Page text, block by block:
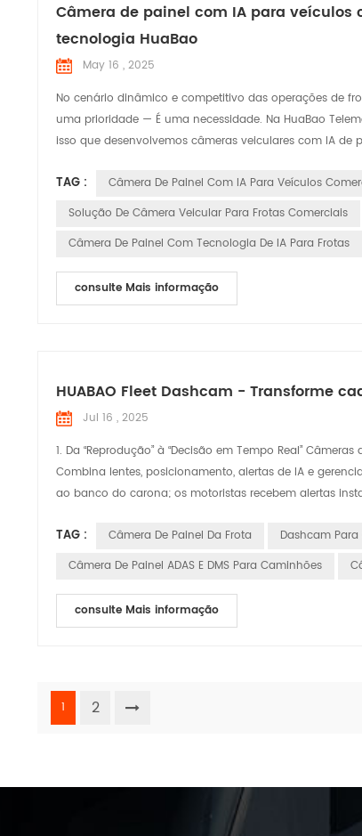
Câmera de painel com IA para
tecnologia HuaBao
May 16 , 2025
No cenário dinâmico e competitivo das operações de
uma prioridade — É uma necessidade. Na HuaBao
isso que desenvolvemos câmeras veiculares com IA
TAG : Câmera De Painel Com IA Para Veículos
Solução De Câmera Veicular Para Frotas Comerciais
Câmera De Painel Com Tecnologia De IA Para Frotas
consulte Mais informação
HUABAO Fleet Dashcam - Transforme
Jul 16 , 2025
1. Da “Reprodução” à “Decisão em Tempo Real”
Combina lentes, posicionamento, alertas de IA e
ao banco do carona; os motoristas recebem alertas
TAG : Câmera De Painel Da Frota Dashcam
Câmera De Painel ADAS E DMS Para Caminhões
consulte Mais informação
1 2